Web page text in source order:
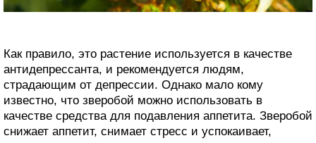
Как правило, это растение используется в качестве
антидепрессанта, и рекомендуется людям,
страдающим от депрессии. Однако мало кому
известно, что зверобой можно использовать в
качестве средства для подавления аппетита. Зверобой
снижает аппетит, снимает стресс и успокаивает,